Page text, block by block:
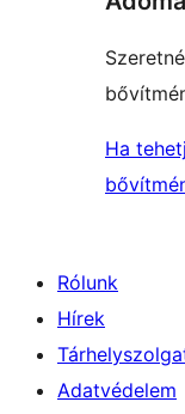
Ha
Rólunk
Hírek
Adatvédelem